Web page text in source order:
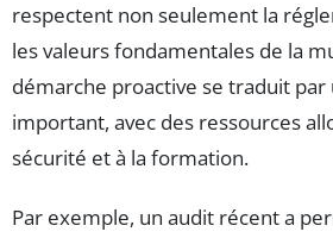
respectent non seulement la
les valeurs fondamentales de la
démarche proactive se traduit
important, avec des ressources
sécurité et à la formation.
Par exemple, un audit récent a